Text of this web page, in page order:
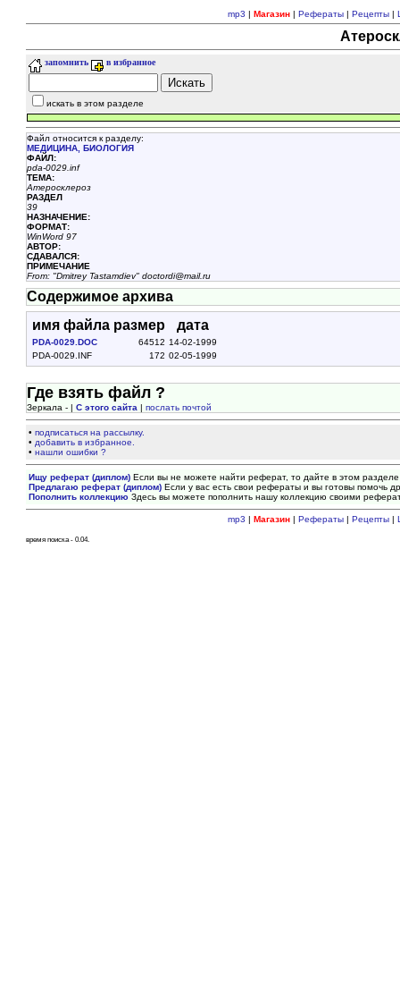
mp3 | Магазин| Рефераты| Рецепты|
запомнить в избранное
искать в этом разделе
Файл относится к разделу:
МЕДИЦИНА, БИОЛОГИЯ
ФАЙЛ:
pda-0029.inf
ТЕМА:
Атеросклероз
РАЗДЕЛ
39
НАЗНАЧЕНИЕ:
ФОРМАТ:
WinWord 97
АВТОР:
СДАВАЛСЯ:
ПРИМЕЧАНИЕ
From: "Dmitrey Tastamdiev" doctordi@mail.ru
Содержимое архива
имя файла размер дата
PDA-0029.DOC 64512 14-02-1999
PDA-0029.INF
172 02-05-1999
Где взять файл ?
Зеркала - |С этого сайта |послать почтой
•подписаться на рассылку.
• добавить в избранное.
•нашли ошибки ?
Ищу реферат (диплом) Если вы не можете найти реферат, то дайте в этом
Предлагаю реферат (диплом) Если у вас есть свои рефераты и вы готовы помочь
Пополнить коллекцию Здесь вы можете пополнить нашу коллекцию своими
mp3 | Магазин| Рефераты| Рецепты|
время поиска - 0.04.